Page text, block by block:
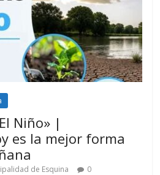
Niño» |
es la mejor forma
de Esquina 0